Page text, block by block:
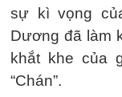
sự kì vọng
Dương đã làm
khắt khe của
“Chán”.